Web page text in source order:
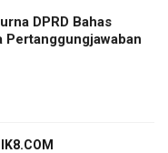
DPRD Bahas
Pertanggungjawaban